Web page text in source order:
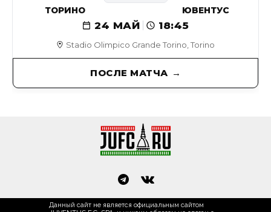
Stadio Olimpico Grande Torino, Torino
24 МАЙ 18:45
ТОРИНО ЮВЕНТУС
ПОСЛЕ МАТЧА
Данный сайт не является официальным сайтом